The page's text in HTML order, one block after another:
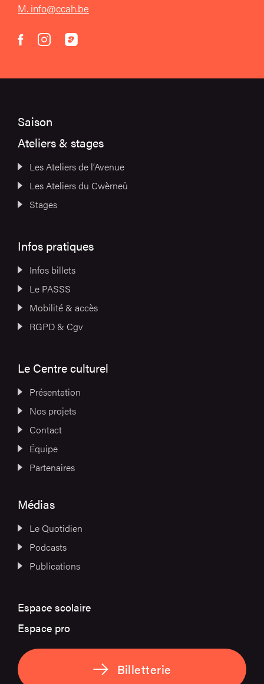
M. info@ccah.be
facebook
instagram
acast
Saison
Ateliers & stages
Les Ateliers de l’Avenue
Les Ateliers du Cwèrneû
Stages
Infos pratiques
Infos billets
Le PASSS
Mobilité & accès
RGPD & Cgv
Le Centre culturel
Présentation
Nos projets
Contact
Équipe
Partenaires
Médias
Le Quotidien
Podcasts
Publications
Espace scolaire
Espace pro
Billetterie